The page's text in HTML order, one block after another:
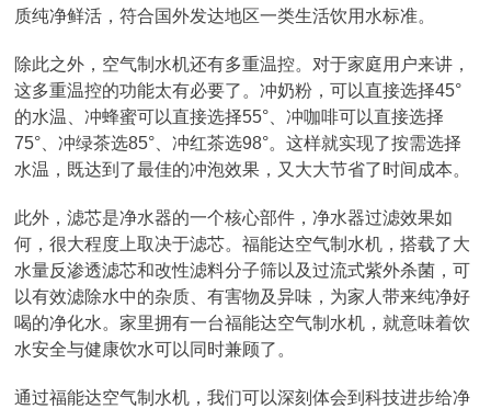
质纯净鲜活，符合国外发达地区一类生活饮用水标准。
除此之外，空气制水机还有多重温控。对于家庭用户来讲，
这多重温控的功能太有必要了。冲奶粉，可以直接选择45°
的水温、冲蜂蜜可以直接选择55°、冲咖啡可以直接选择
75°、冲绿茶选85°、冲红茶选98°。这样就实现了按需选择
水温，既达到了最佳的冲泡效果，又大大节省了时间成本。
此外，滤芯是净水器的一个核心部件，净水器过滤效果如
何，很大程度上取决于滤芯。福能达空气制水机，搭载了大
水量反渗透滤芯和改性滤料分子筛以及过流式紫外杀菌，可
以有效滤除水中的杂质、有害物及异味，为家人带来纯净好
喝的净化水。家里拥有一台福能达空气制水机，就意味着饮
水安全与健康饮水可以同时兼顾了。
通过福能达空气制水机，我们可以深刻体会到科技进步给净